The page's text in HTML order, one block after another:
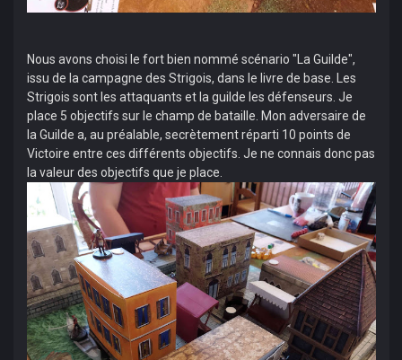
Nous avons choisi le fort bien nommé scénario "La Guilde",
issu de la campagne des Strigois, dans le livre de base. Les
Strigois sont les attaquants et la guilde les défenseurs. Je
place 5 objectifs sur le champ de bataille. Mon adversaire de
la Guilde a, au préalable, secrètement réparti 10 points de
Victoire entre ces différents objectifs. Je ne connais donc pas
la valeur des objectifs que je place.